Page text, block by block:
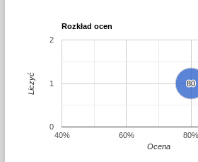
Rozkład ocen
80
80
40% 60% 80%
0
1
2
Ocena
Liczyć